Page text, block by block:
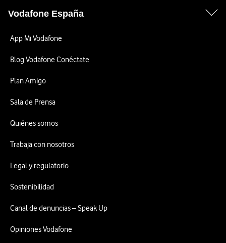
Vodafone España
App Mi Vodafone
Blog Vodafone Conéctate
Plan Amigo
Sala de Prensa
Quiénes somos
Trabaja con nosotros
Legal y regulatorio
Sostenibilidad
Canal de denuncias – Speak Up
Opiniones Vodafone